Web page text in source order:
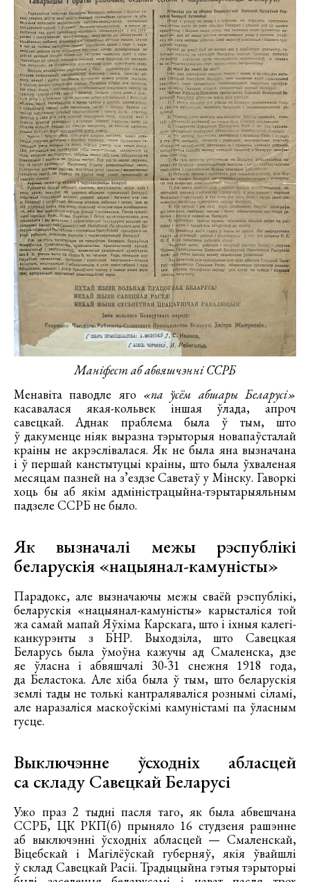
Маніфест аб абвяшчэнні ССРБ
Менавіта паводле яго «па ўсём абшары Беларусі»
касавалася якая-кольвек іншая ўлада, апроч
савецкай. Аднак праблема была ў тым, што
ў дакуменце ніяк выразна тэрыторыя новапаўсталай
краіны не акрэслівалася. Як не была яна вызначана
і ў першай канстытуцыі краіны, што была ўхваленая
месяцам пазней на з’ездзе Саветаў у Мінску. Гаворкі
хоць бы аб якім адміністрацыйна-тэрытарыяльным
падзеле ССРБ не было.
Як вызначалі межы рэспублікі
беларускія «нацыянал-камуністы»
Парадокс, але вызначаючы межы сваёй рэспублікі,
беларускія «нацыянал-камуністы» карысталіся той
жа самай мапай Яўхіма Карскага, што і іхныя калегі-
канкурэнты з БНР. Выходзіла, што Савецкая
Беларусь была ўмоўна кажучы ад Смаленска, дзе
яе ўласна і абвяшчалі 30-31 снежня 1918 года,
да Беластока. Але хіба была ў тым, што беларускія
землі тады не толькі кантраляваліся рознымі сіламі,
але наразаліся маскоўскімі камуністамі па ўласным
гусце.
Выключэнне ўсходніх абласцей
са складу Савецкай Беларусі
Ужо праз 2 тыдні пасля таго, як была абвешчана
ССРБ, ЦК РКП(б) прыняло 16 студзеня рашэнне
аб выключэнні ўсходніх абласцей — Смаленскай,
Віцебскай і Магілёўскай губерняў, якія ўвайшлі
ў склад Савецкай Расіі. Традыцыйна гэтыя тэрыторыі